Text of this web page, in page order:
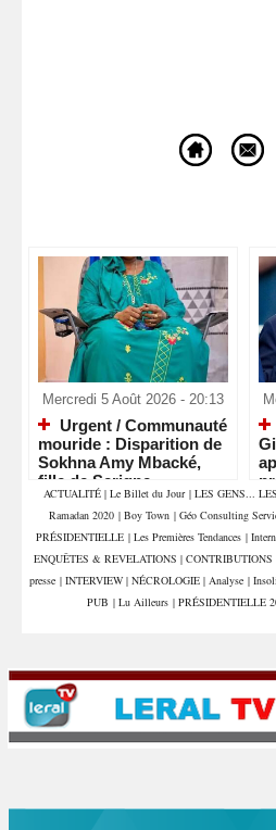
Mercredi 5 Août 2026 - 20:13
Urgent / Communauté
mouride : Disparition de
Sokhna Amy Mbacké,
fille de Serigne
Mountakha Mbacké
ACTUALITÉ | Le Billet du Jour | LES GENS...
Ramadan 2020 | Boy Town | Géo Consulting
PRÉSIDENTIELLE | Les Premières Tendances |
ENQUÊTES & REVELATIONS | CONTRIBUTIONS
presse | INTERVIEW | NÉCROLOGIE | Analyse |
PUB | Lu Ailleurs | PRÉSIDENTIELLE